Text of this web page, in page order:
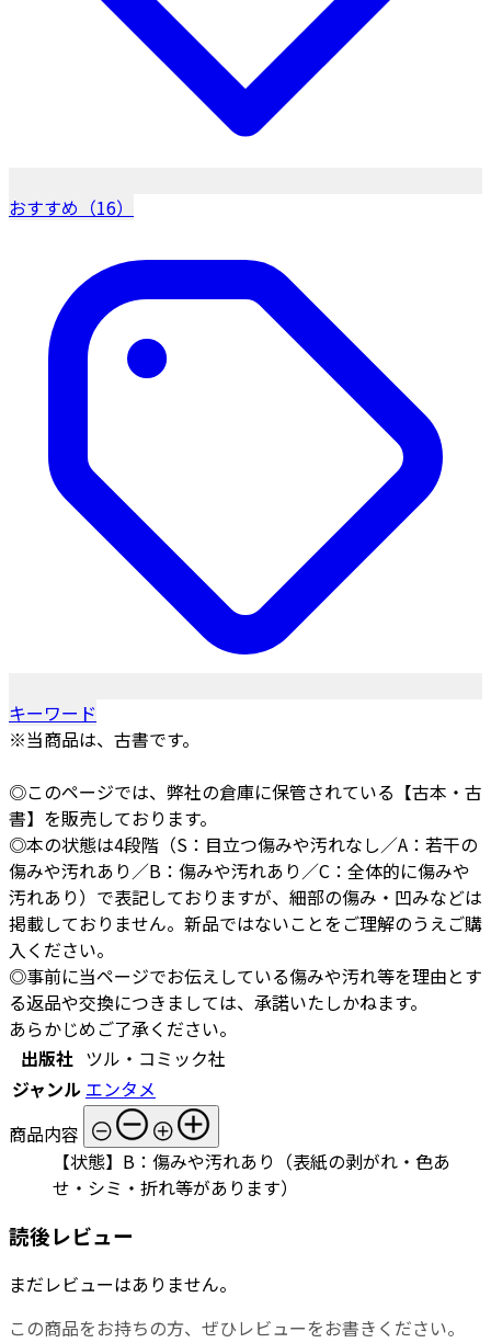
おすすめ（16）
キーワード
※当商品は、古書です。
◎このページでは、弊社の倉庫に保管されている【古本・古
書】を販売しております。
◎本の状態は4段階（S：目立つ傷みや汚れなし／A：若干の
傷みや汚れあり／B：傷みや汚れあり／C：全体的に傷みや
汚れあり）で表記しておりますが、細部の傷み・凹みなどは
掲載しておりません。新品ではないことをご理解のうえご購
入ください。
◎事前に当ページでお伝えしている傷みや汚れ等を理由とす
る返品や交換につきましては、承諾いたしかねます。
あらかじめご了承ください。
出版社 ツル・コミック社
ジャンル エンタメ
商品内容
【状態】B：傷みや汚れあり（表紙の剥がれ・色あ
せ・シミ・折れ等があります）
読後レビュー
まだレビューはありません。
この商品をお持ちの方、ぜひレビューをお書きください。